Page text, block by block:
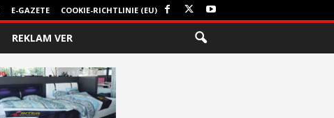
E-GAZETE COOKIE-RICHTLINIE (EU)
REKLAM VER